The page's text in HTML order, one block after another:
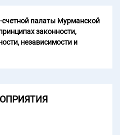
счетной палаты Мурманской
законности,
независимости и